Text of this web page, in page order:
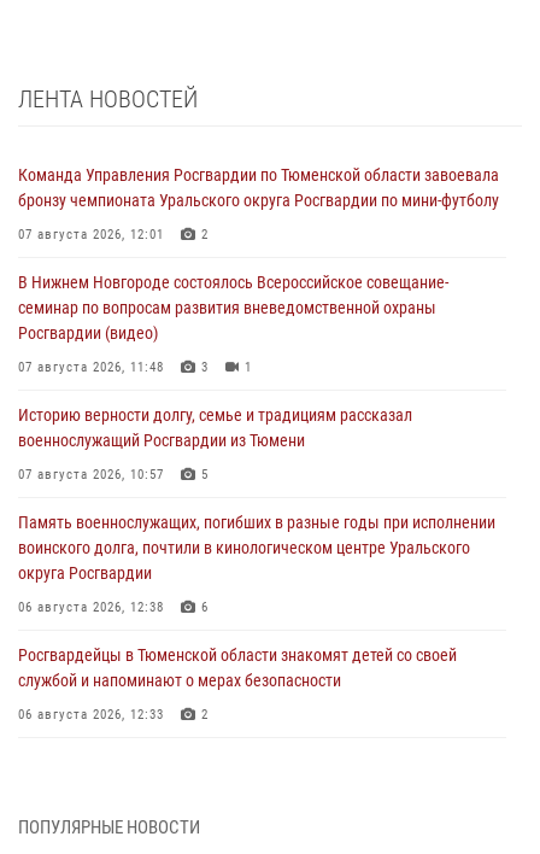
ЛЕНТА НОВОСТЕЙ
Команда Управления Росгвардии по Тюменской области завоевала
бронзу чемпионата Уральского округа Росгвардии по мини-футболу
07 августа 2026, 12:01 2
В Нижнем Новгороде состоялось Всероссийское совещание-
семинар по вопросам развития вневедомственной охраны
Росгвардии (видео)
07 августа 2026, 11:48 3 1
Историю верности долгу, семье и традициям рассказал
военнослужащий Росгвардии из Тюмени
07 августа 2026, 10:57 5
Память военнослужащих, погибших в разные годы при исполнении
воинского долга, почтили в кинологическом центре Уральского
округа Росгвардии
06 августа 2026, 12:38 6
Росгвардейцы в Тюменской области знакомят детей со своей
службой и напоминают о мерах безопасности
06 августа 2026, 12:33 2
06 августа 2026, 04:41 3
ПОПУЛЯРНЫЕ НОВОСТИ